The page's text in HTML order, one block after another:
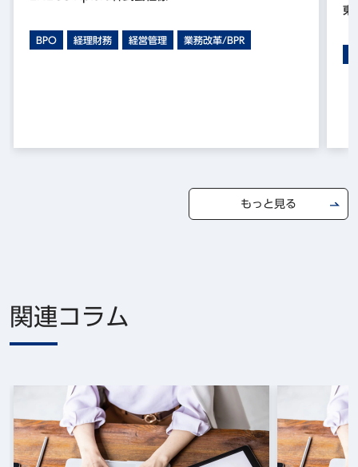
BPO 経理財務 経営管理 業務改革/BPR
東
もっと見る
関連コラム